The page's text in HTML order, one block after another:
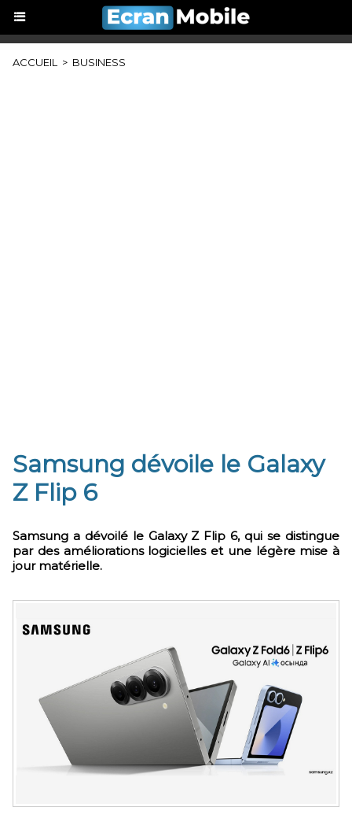
ACCUEIL > BUSINESS
Samsung dévoile le Galaxy
Z Flip 6
Samsung a dévoilé le Galaxy Z Flip 6, qui se distingue
par des améliorations logicielles et une légère mise à
jour matérielle.